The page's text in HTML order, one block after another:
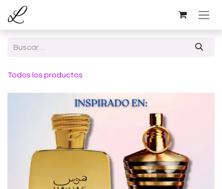
Ir al contenido
Todos los productos